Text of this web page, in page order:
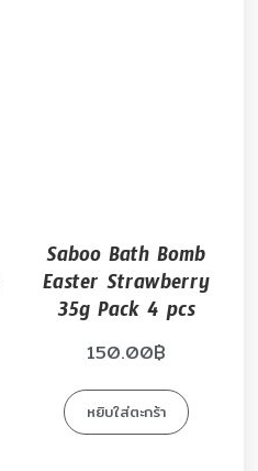
Saboo Bath Bomb
Easter Strawberry
35g Pack 4 pcs
150.00฿
หยิบใส่ตะกร้า